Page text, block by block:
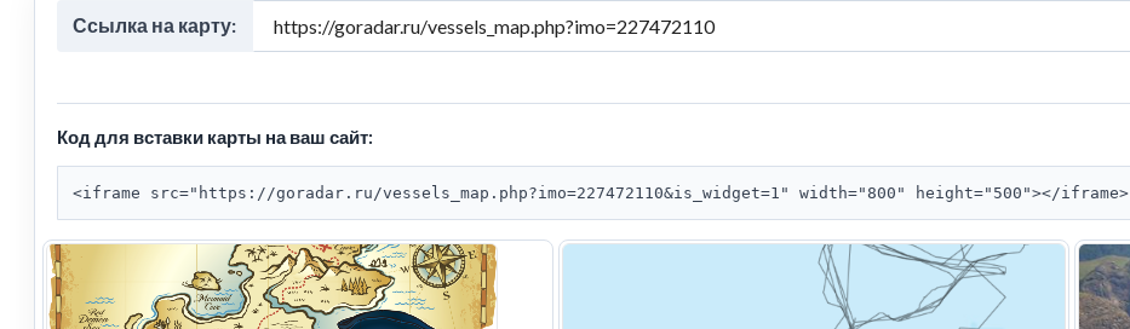
Ссылка на карту:
Код для вставки карты на ваш сайт:
<iframe src="https://goradar.ru/vessels_map.php?imo=227472110&is_widget=1" width="800" height="500"></iframe>